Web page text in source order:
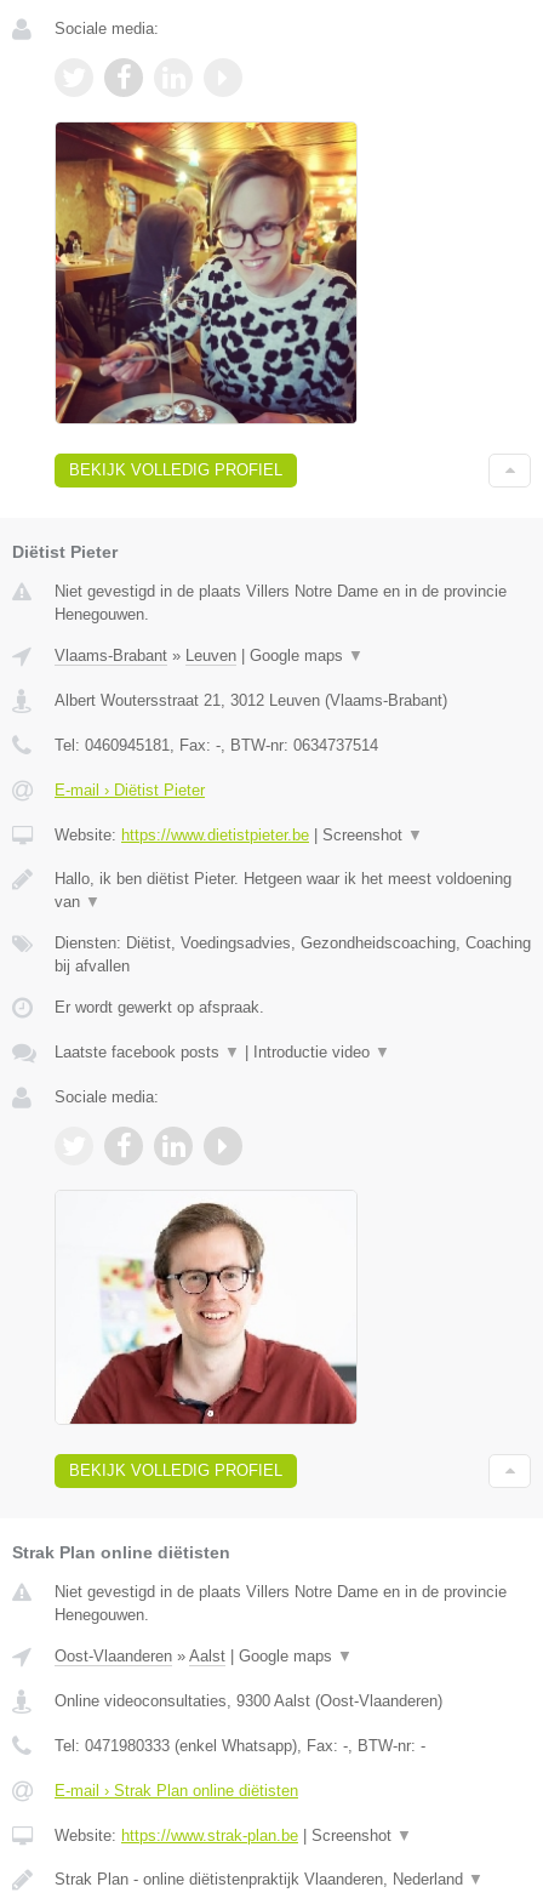
Sociale media:
BEKIJK VOLLEDIG PROFIEL
Diëtist Pieter
Niet gevestigd in de plaats Villers Notre Dame en in de provincie
Henegouwen.
Vlaams-Brabant » Leuven | Google maps ▼
Albert Woutersstraat 21 3012 Leuven (Vlaams-Brabant)
Tel: 0460945181 , Fax: - , BTW-nr: 0634737514
E-mail › Diëtist Pieter
Website: https://www.dietistpieter.be | Screenshot ▼
Hallo, ik ben diëtist Pieter. Hetgeen waar ik het meest voldoening
van ▼
Diensten: Diëtist, Voedingsadvies, Gezondheidscoaching, Coaching
bij afvallen
Er wordt gewerkt op afspraak.
Laatste facebook posts ▼ | Introductie video ▼
Sociale media:
BEKIJK VOLLEDIG PROFIEL
Strak Plan online diëtisten
Niet gevestigd in de plaats Villers Notre Dame en in de provincie
Henegouwen.
Oost-Vlaanderen » Aalst Google maps ▼
Online videoconsultaties, 9300 Aalst (Oost-Vlaanderen)
Tel: 0471980333 (enkel Whatsapp), Fax: -, BTW-nr: -
E-mail › Strak Plan online diëtisten
Website: https://www.strak-plan.be Screenshot ▼
Strak Plan - online diëtistenpraktijk Vlaanderen, Nederland ▼